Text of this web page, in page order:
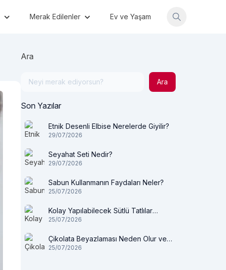
Merak Edilenler Ev ve Yaşam
Ara
Ara
Son Yazılar
Etnik Desenli Elbise Nerelerde Giyilir?
29/07/2026
Seyahat Seti Nedir?
29/07/2026
Sabun Kullanmanın Faydaları Neler?
25/07/2026
Kolay Yapılabilecek Sütlü Tatlılar
Nelerdir?
25/07/2026
Çikolata Beyazlaması Neden Olur ve
Tüketilir mi?
25/07/2026